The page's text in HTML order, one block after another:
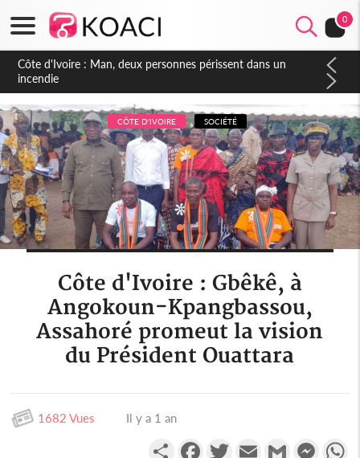
0
Côte d'Ivoire : Séileu, la célébration de la fête nationale
transformée en vaste campagne contre les produits
dépigmentants dangereux
CÔTE D'IVOIRE SOCIÉTÉ
Côte d'Ivoire : Gbêkê, à
Angokoun-Kpangbassou,
Assahoré promeut la vision
du Président Ouattara
1682 Vues Il y a 1 an
PartagerFacebookTwitterEmail Gmail